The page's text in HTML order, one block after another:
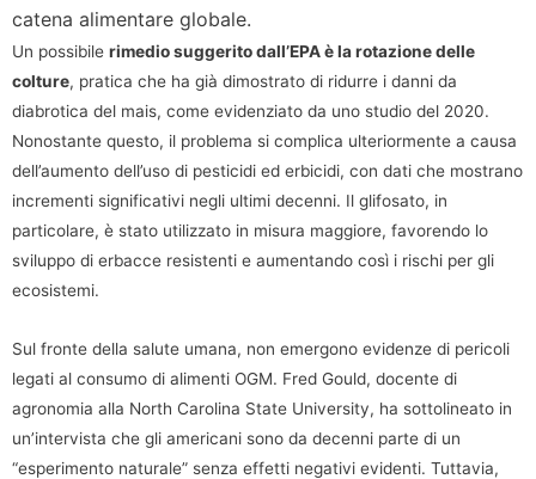
catena alimentare globale.
Un possibile rimedio suggerito dall’EPA è la rotazione delle
colture, pratica che ha già dimostrato di ridurre i danni da
diabrotica del mais, come evidenziato da uno studio del 2020.
Nonostante questo, il problema si complica ulteriormente a causa
dell’aumento dell’uso di pesticidi ed erbicidi, con dati che mostrano
incrementi significativi negli ultimi decenni. Il glifosato, in
particolare, è stato utilizzato in misura maggiore, favorendo lo
sviluppo di erbacce resistenti e aumentando così i rischi per gli
ecosistemi.
Sul fronte della salute umana, non emergono evidenze di pericoli
legati al consumo di alimenti OGM. Fred Gould, docente di
agronomia alla North Carolina State University, ha sottolineato in
un’intervista che gli americani sono da decenni parte di un
“esperimento naturale” senza effetti negativi evidenti. Tuttavia,